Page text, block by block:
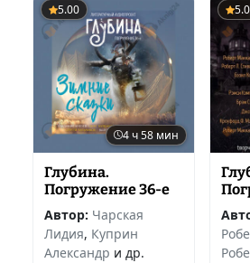
5.00
4 ч 58 мин
Глубина.
Погружение 36-е
Автор: Чарская
Лидия, Куприн
Александр и др.